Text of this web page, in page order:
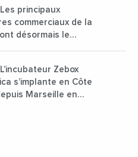
de Karen à
janvier 2023
principaux
commerciaux de la
désormais le
Zebox
s’implante en Côte
Marseille en